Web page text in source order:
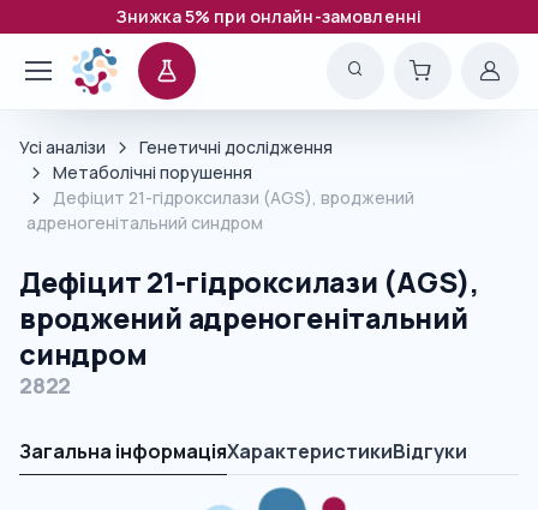
Знижка 5% при онлайн-замовленні
Усі аналізи
Генетичні дослідження
Метаболічні порушення
Дефіцит 21-гідроксилази (AGS), вроджений
адреногенітальний синдром
Дефіцит 21-гідроксилази (AGS),
вроджений адреногенітальний
синдром
2822
Загальна інформаціяХарактеристикиВідгуки